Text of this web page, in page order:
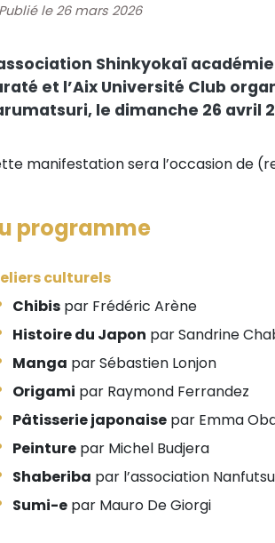
Publié le 26 mars 2026
Shinkyokaï
et l’Aix Université Club
le dimanche 26 avril
manifestation sera l’occasion de
programme
culturels
Chibis par Frédéric Arène
Histoire du Japon par Sandrine
Manga par Sébastien Lonjon
Origami par Raymond Ferrandez
Pâtisserie japonaise par Emma
Peinture par Michel Budjera
Shaberiba par l’association
Sumi-e par Mauro De Giorgi